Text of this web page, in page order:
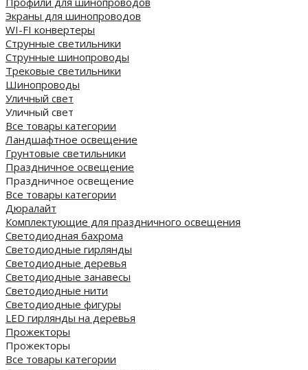
Экраны для шинопроводов
WI-FI конвертеры
Струнные светильники
Струнные шинопроводы
Трековые светильники
Шинопроводы
Уличный свет
Уличный свет
Все товары категории
Ландшафтное освещение
Грунтовые светильники
Праздничное освещение
Праздничное освещение
Все товары категории
Дюралайт
Комплектующие для праздничного освещения
Светодиодная бахрома
Светодиодные гирлянды
Светодиодные деревья
Светодиодные занавесы
Светодиодные нити
Светодиодные фигуры
LED гирлянды на деревья
Прожекторы
Прожекторы
Все товары категории